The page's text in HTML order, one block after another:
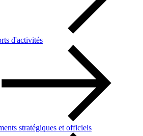
d'activités
stratégiques et officiels